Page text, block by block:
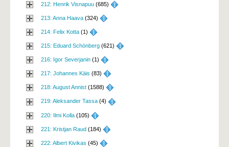
212: Henrik Visnapuu (685)
213: Anna Haava (324)
214: Felix Kotta (1)
215: Eduard Schönberg (621)
216: Igor Severjanin (1)
217: Johannes Käis (83)
218: August Annist (1588)
219: Aleksander Tassa (4)
220: Ilmi Kolla (105)
221: Kristjan Raud (184)
222: Albert Kivikas (45)